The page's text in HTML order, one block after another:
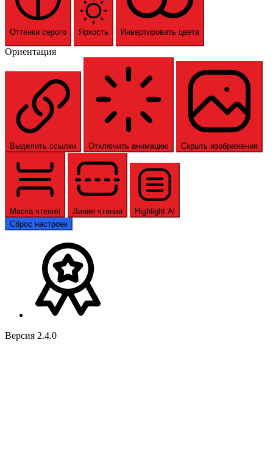
Оттенки серого Яркость Инвертировать цвета
Ориентация
Выделить ссылки Отключить анимацию Скрыть изображения
Маска чтения Линия чтения
Highlight Al
Сброс настроек
Версия 2.4.0